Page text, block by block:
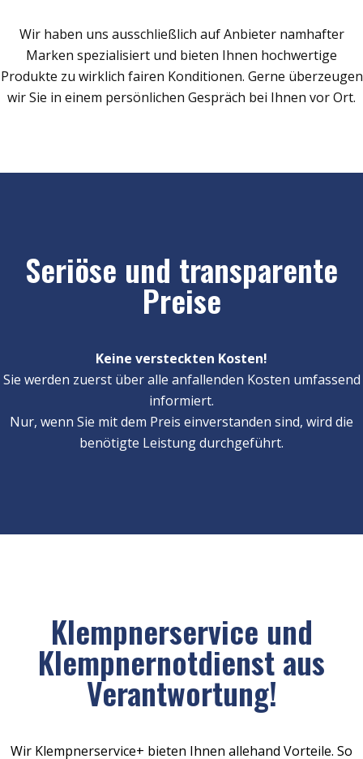
Wir haben uns ausschließlich auf Anbieter namhafter
Marken spezialisiert und bieten Ihnen hochwertige
Produkte zu wirklich fairen Konditionen. Gerne überzeugen
wir Sie in einem persönlichen Gespräch bei Ihnen vor Ort.
Seriöse und transparente
Preise
Keine versteckten Kosten!
Sie werden zuerst über alle anfallenden Kosten umfassend
informiert.
Nur, wenn Sie mit dem Preis einverstanden sind, wird die
benötigte Leistung durchgeführt.
Klempnerservice und
Klempnernotdienst aus
Verantwortung!
Wir Klempnerservice+ bieten Ihnen allehand Vorteile. So